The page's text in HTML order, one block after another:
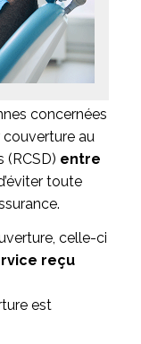
concernées
couverture au
(RCSD) entre
toute
celle-ci
reçu
est